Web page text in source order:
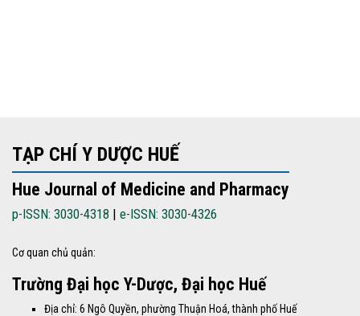
TẠP CHÍ Y DƯỢC HUẾ
Hue Journal of Medicine and Pharmacy
p-ISSN: 3030-4318 | e-ISSN: 3030-4326
Cơ quan chủ quản:
Trường Đại học Y-Dược, Đại học Huế
Địa chỉ: 6 Ngô Quyền, phường Thuận Hoá, thành phố Huế